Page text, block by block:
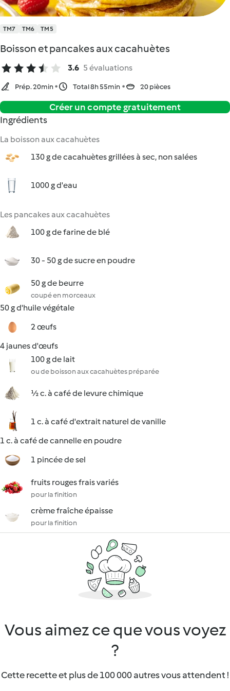
TM7 TM6 TM5
Boisson et pancakes aux cacahuètes
3.6 5 évaluations
Prép. 20min Total 8h 55min 20 pièces
Créer un compte gratuitement
Ingrédients
La boisson aux cacahuètes
130 g de cacahuètes grillées à sec, non salées
1000 g d'eau
Les pancakes aux cacahuètes
100 g de farine de blé
30 - 50 g de sucre en poudre
50 g de beurre
coupé en morceaux
50 g d'huile végétale
2 œufs
4 jaunes d'œufs
100 g de lait
ou de boisson aux cacahuètes préparée
½ c. à café de levure chimique
1 c. à café d'extrait naturel de vanille
1 c. à café de cannelle en poudre
1 pincée de sel
fruits rouges frais variés
pour la finition
crème fraîche épaisse
pour la finition
Vous aimez ce que vous voyez
?
Cette recette et plus de 100 000 autres vous attendent !